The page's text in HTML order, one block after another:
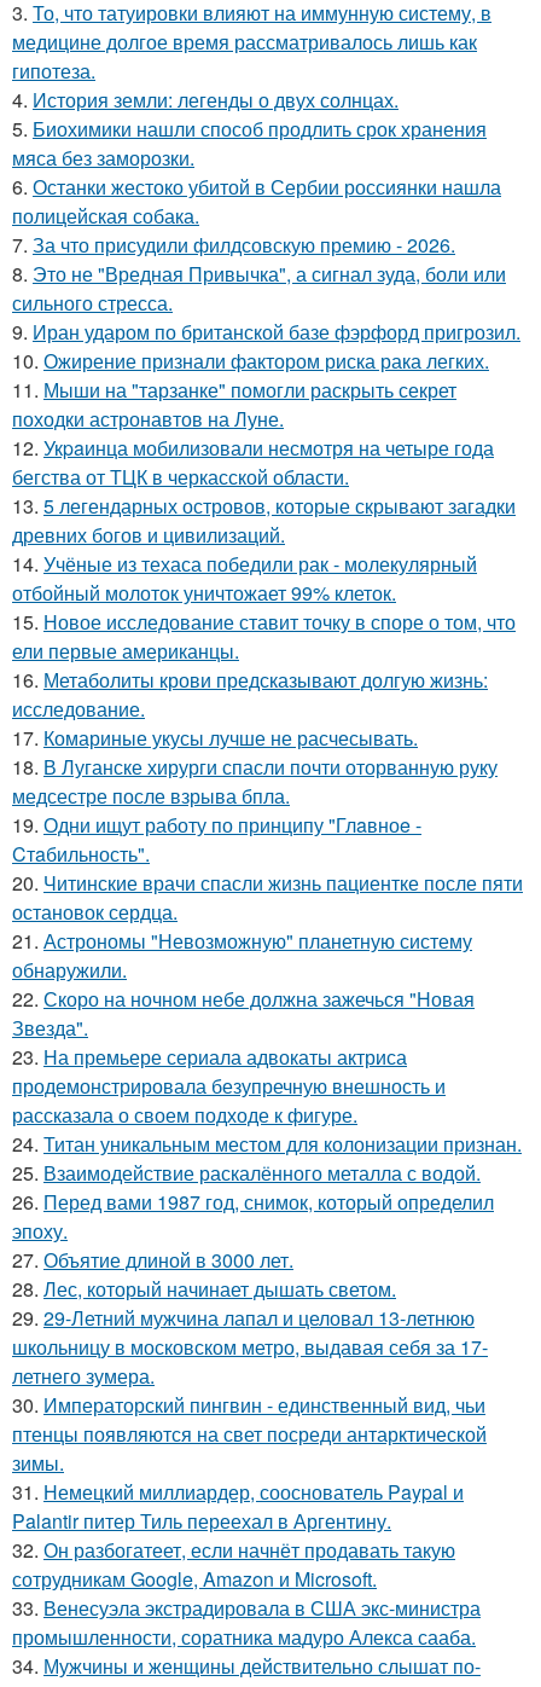
3. То, что татуировки влияют на иммунную систему, в
медицине долгое время рассматривалось лишь как
гипотеза.
4. История земли: легенды о двух солнцах.
5. Биохимики нашли способ продлить срок хранения
мяса без заморозки.
6. Останки жестоко убитой в Сербии россиянки нашла
полицейская собака.
7. За что присудили филдсовскую премию - 2026.
8. Это не "Вредная Привычка", а сигнал зуда, боли или
сильного стресса.
9. Иран ударом по британской базе фэрфорд пригрозил.
10. Ожирение признали фактором риска рака легких.
11. Мыши на "тарзанке" помогли раскрыть секрет
походки астронавтов на Луне.
12. Укpaинца мобилизовали несмотря на четыре года
бегства от ТЦК в черкасской области.
13. 5 легендарных островов, которые скрывают загадки
древних богов и цивилизаций.
14. Учёные из техаса победили рак - молекулярный
отбойный молоток уничтожает 99% клеток.
15. Новое исследование ставит точку в споре о том, что
ели первые американцы.
16. Метаболиты крови предсказывают долгую жизнь:
исследование.
17. Комариные укусы лучше не расчесывать.
18. В Луганске хирурги спасли почти оторванную руку
медсестре после взрыва бпла.
19. Одни ищут работу по принципу "Глaвноe -
Cтaбильность".
20. Читинские врачи спасли жизнь пациентке после пяти
остановок сердца.
21. Астрономы "Невозможную" планетную систему
обнаружили.
22. Скоро на ночном небе должна зажечься "Новая
Звезда".
23. На премьере сериала адвокаты актриса
продемонстрировала безупречную внешность и
рассказала о своем подходе к фигуре.
24. Титан уникальным местом для колонизации признан.
25. Взаимодействие раскалённого металла с водой.
26. Перед вами 1987 год, снимок, который определил
эпоху.
27. Объятие длиной в 3000 лет.
28. Лес, который начинает дышать светом.
29. 29-Летний мужчина лапал и целовал 13-летнюю
школьницу в московском метро, выдавая себя за 17-
летнего зумера.
30. Императорский пингвин - единственный вид, чьи
птенцы появляются на свет посреди антарктической
зимы.
31. Немецкий миллиардер, сооснователь Paypal и
Palantir питер Тиль переехал в Аргентину.
32. Он разбогатеет, если начнёт продавать такую
сотрудникам Google, Amazon и Microsoft.
33. Венесуэла экстрадировала в США экс-министра
промышленности, соратника мадуро Алекса сааба.
34. Мужчины и женщины действительно слышат по-